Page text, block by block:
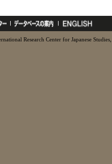
Research Center for Japanese